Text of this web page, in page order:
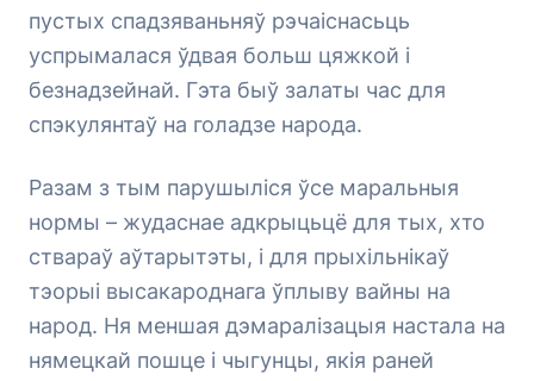
пустых спадзяваньняў рэчаіснасьць
успрымалася ўдвая больш цяжкой і
безнадзейнай. Гэта быў залаты час для
спэкулянтаў на голадзе народа.
Разам з тым парушыліся ўсе маральныя
нормы – жудаснае адкрыцьцё для тых, хто
ствараў аўтарытэты, і для прыхільнікаў
тэорыі высакароднага ўплыву вайны на
народ. Ня меншая дэмаралізацыя настала на
нямецкай пошце і чыгунцы, якія раней